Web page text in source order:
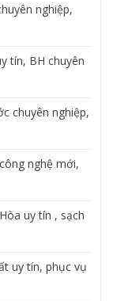
nghiệp,
tín, BH chuyên
chuyên nghiệp,
nghệ mới,
uy tín , sạch
uy tín, phục vụ